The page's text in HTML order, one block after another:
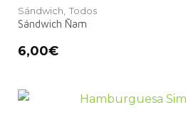
Sándwich, Todos
Sándwich Ñam
6,00€